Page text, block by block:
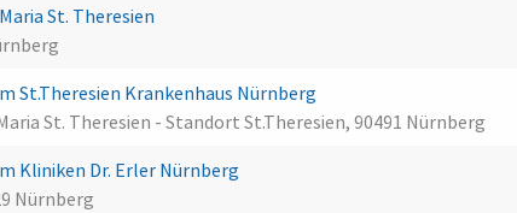
St. Theresien
St.Theresien Krankenhaus Nürnberg
St. Theresien - Standort St.Theresien, 90491 Nürnberg
Kliniken Dr. Erler Nürnberg
Nürnberg